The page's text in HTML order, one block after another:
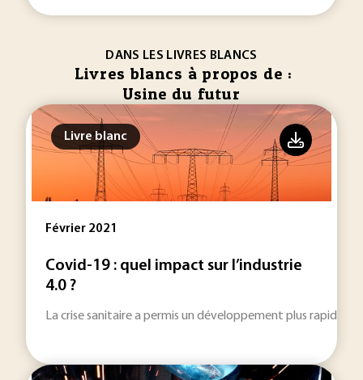
DANS LES LIVRES BLANCS
Livres blancs à propos de :
Usine du futur
Livre blanc
Février 2021
Covid-19 : quel impact sur l’industrie
4.0 ?
La crise sanitaire a permis un développement plus rapide de